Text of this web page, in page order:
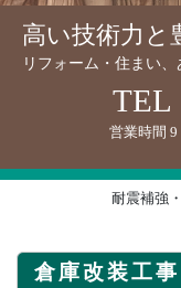
高い技術力と
リフォーム・住まい
TEL
営業時間 9
耐震補強
倉庫改装工事